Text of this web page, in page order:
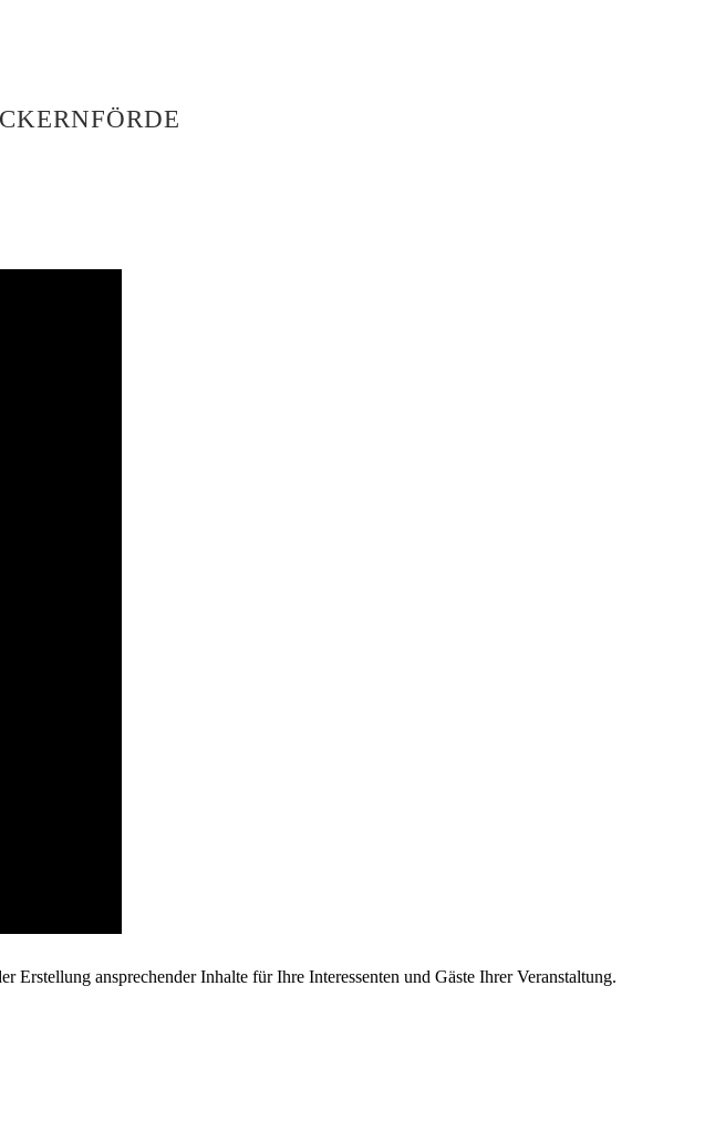
Erstellung ansprechender Inhalte für Ihre Interessenten und Gäste Ihrer Veranstaltung.